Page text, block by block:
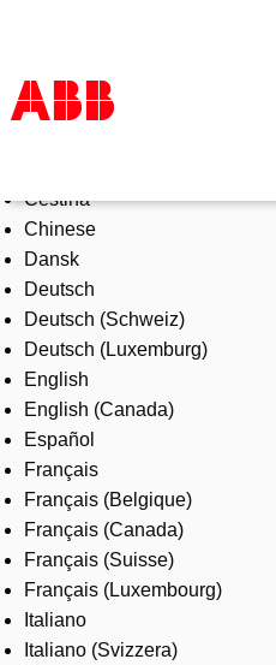
Products & Solutions
Industries
Services
About us
Where to buy
Contact us
Careers
Čeština
Chinese
Dansk
Deutsch
Deutsch (Schweiz)
Deutsch (Luxemburg)
English
English (Canada)
Español
Français
Français (Belgique)
Français (Canada)
Français (Suisse)
Français (Luxembourg)
Italiano
Italiano (Svizzera)